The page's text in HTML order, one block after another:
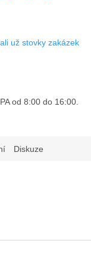
už stovky zakázek
od 8:00 do 16:00.
Diskuze